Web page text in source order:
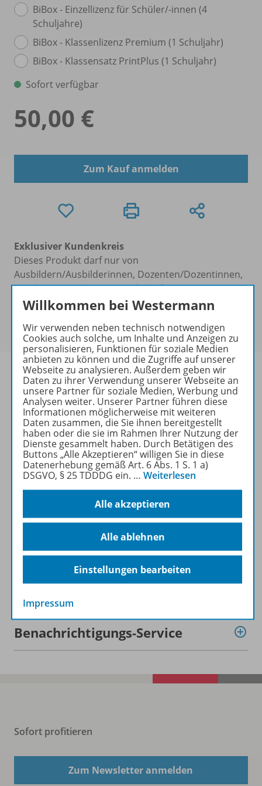
BiBox - Einzellizenz für Schüler/-innen (4
Schuljahre)
BiBox - Klassenlizenz Premium (1 Schuljahr)
BiBox - Klassensatz PrintPlus (1 Schuljahr)
Sofort verfügbar
50,00 €
Zum Kauf anmelden
Exklusiver Kundenkreis
Dieses Produkt darf nur von
Ausbildern/Ausbilderinnen, Dozenten/Dozentinnen,
Erziehern/Erzieherinnen, Lehrkräften,
Referendaren/Referendarinnen,
erworben werden.
Produktinformationen
Beschreibung
Lizenzbedingungen
Zugehörige Produkte
Demoversion
Benachrichtigungs-Service
Sofort profitieren
Zum Newsletter anmelden
Willkommen bei Westermann
Wir verwenden neben technisch notwendigen
Cookies auch solche, um Inhalte und Anzeigen zu
personalisieren, Funktionen für soziale Medien
anbieten zu können und die Zugriffe auf unserer
Webseite zu analysieren. Außerdem geben wir
Daten zu ihrer Verwendung unserer Webseite an
unsere Partner für soziale Medien, Werbung und
Analysen weiter. Unserer Partner führen diese
Informationen möglicherweise mit weiteren
Daten zusammen, die Sie ihnen bereitgestellt
haben oder die sie im Rahmen Ihrer Nutzung der
Dienste gesammelt haben. Durch Betätigen des
Buttons „Alle Akzeptieren“ willigen Sie in diese
Datenerhebung gemäß Art. 6 Abs. 1 S. 1 a)
DSGVO, § 25 TDDDG ein. … Weiterlesen
Alle akzeptieren
Alle ablehnen
Einstellungen bearbeiten
Impressum